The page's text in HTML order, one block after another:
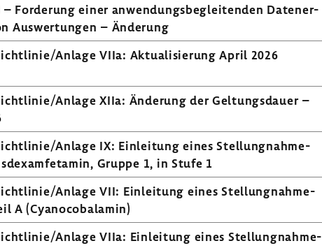
– Forde­rung einer anwen­dungs­be­glei­tenden Daten­er­
Auswer­tungen – Ände­rung
Anlage VIIa: Aktua­li­sie­rung April 2026
Anlage XIIa: Ände­rung der Geltungs­dauer –
Anlage IX: Einlei­tung eines Stel­lung­nah­me­
Gruppe 1, in Stufe 1
Anlage VII: Einlei­tung eines Stel­lung­nah­me­
A (Cyano­co­bal­amin)
Anlage VIIa: Einlei­tung eines Stel­lung­nah­me­